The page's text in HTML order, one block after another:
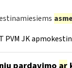
PVM JK